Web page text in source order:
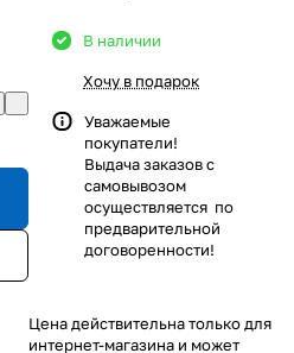
В наличии
Хочу в подарок
Уважаемые
покупатели!
Выдача заказов с
самовывозом
осуществляется по
предварительной
договоренности!
Цена действительна только для
интернет-магазина и может